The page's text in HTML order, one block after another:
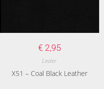
€ 2,95
Leder
X51 – Coal Black Leather